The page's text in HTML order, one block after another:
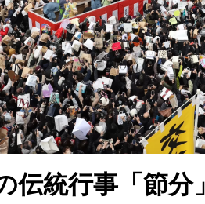
伝統行事「節